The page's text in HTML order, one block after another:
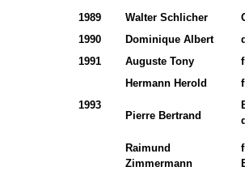
1989
Walter Schlicher
1990
Dominique Albert
1991
Auguste Tony
Hermann Herold
1993
Pierre Bertrand
Raimund
Zimmermann